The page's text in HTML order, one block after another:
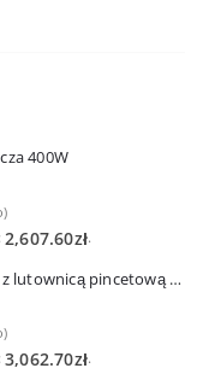
400W
2,607.60zł.
Quick TS6 Stacja lutownicza z lutownicą pincetową 60W
3,062.70zł.